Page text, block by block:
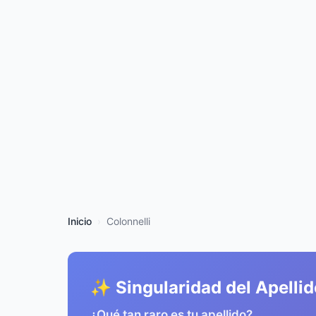
Inicio Colonnelli
✨ Singularidad del